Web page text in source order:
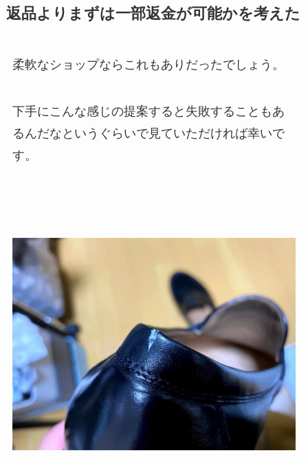
返品よりまずは一部返金が可能かを考えた
柔軟なショップならこれもありだったでしょう。
下手にこんな感じの提案すると失敗することもあ
るんだなというぐらいで見ていただければ幸いで
す。